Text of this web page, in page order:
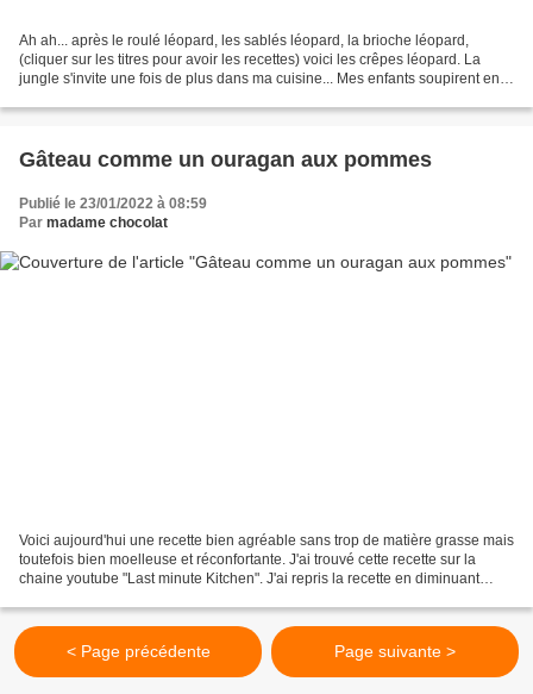
Ah ah... après le roulé léopard, les sablés léopard, la brioche léopard,
(cliquer sur les titres pour avoir les recettes) voici les crêpes léopard. La
jungle s'invite une fois de plus dans ma cuisine... Mes enfants soupirent en
Gâteau comme un ouragan aux pommes
Publié le 23/01/2022 à 08:59
Par madame chocolat
Voici aujourd'hui une recette bien agréable sans trop de matière grasse mais
toutefois bien moelleuse et réconfortante. J'ai trouvé cette recette sur la
chaine youtube "Last minute Kitchen". J'ai repris la recette en diminuant
< Page précédente Page suivante >